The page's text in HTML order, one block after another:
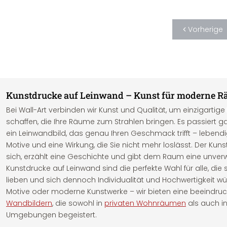
Vorherige
Kunstdrucke auf Leinwand – Kunst für moderne
Bei Wall-Art verbinden wir Kunst und Qualität, um
schaffen, die Ihre Räume zum Strahlen bringen. Es passiert
ein Leinwandbild, das genau Ihren Geschmack trifft –
Motive und eine Wirkung, die Sie nicht mehr loslässt. Der
sich, erzählt eine Geschichte und gibt dem Raum eine
Kunstdrucke auf Leinwand sind die perfekte Wahl für alle, die
lieben und sich dennoch Individualität und Hochwertigkeit
Motive oder moderne Kunstwerke – wir bieten eine
Wandbildern, die sowohl in privaten Wohnräumen als auch
Umgebungen begeistert.